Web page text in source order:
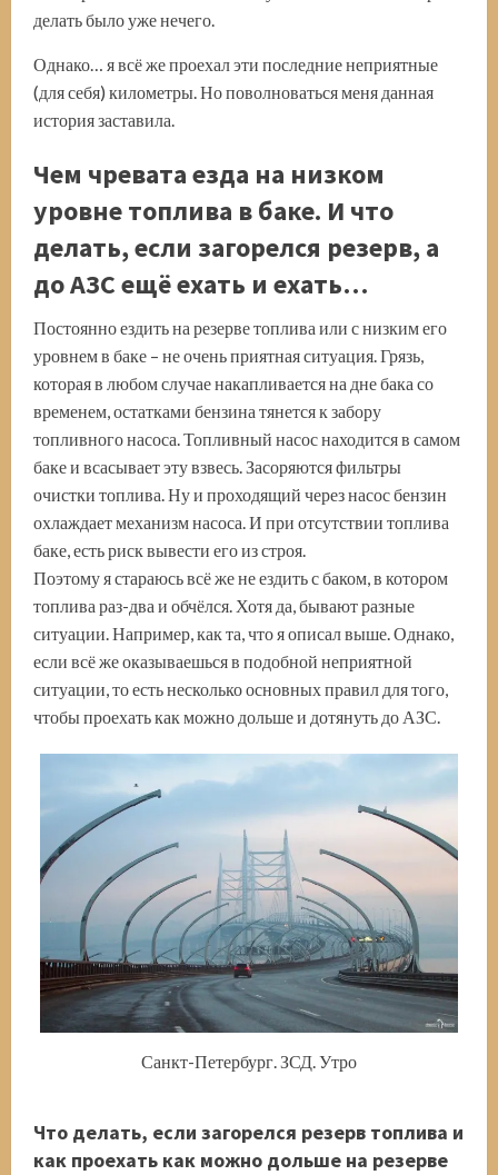
делать было уже нечего.
Однако… я всё же проехал эти последние неприятные
(для себя) километры. Но поволноваться меня данная
история заставила.
Чем чревата езда на низком
уровне топлива в баке. И что
делать, если загорелся резерв, а
до АЗС ещё ехать и ехать…
Постоянно ездить на резерве топлива или с низким его
уровнем в баке – не очень приятная ситуация. Грязь,
которая в любом случае накапливается на дне бака со
временем, остатками бензина тянется к забору
топливного насоса. Топливный насос находится в самом
баке и всасывает эту взвесь. Засоряются фильтры
очистки топлива. Ну и проходящий через насос бензин
охлаждает механизм насоса. И при отсутствии топлива
баке, есть риск вывести его из строя.
Поэтому я стараюсь всё же не ездить с баком, в котором
топлива раз-два и обчёлся. Хотя да, бывают разные
ситуации. Например, как та, что я описал выше. Однако,
если всё же оказываешься в подобной неприятной
ситуации, то есть несколько основных правил для того,
чтобы проехать как можно дольше и дотянуть до АЗС.
Санкт-Петербург. ЗСД. Утро
Что делать, если загорелся резерв топлива и
как проехать как можно дольше на резерве